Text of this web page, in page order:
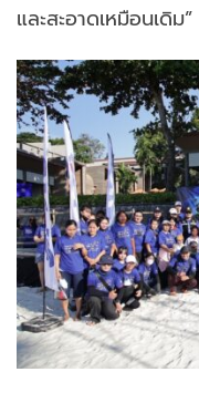
และสะอาดเหมือนเดิม”